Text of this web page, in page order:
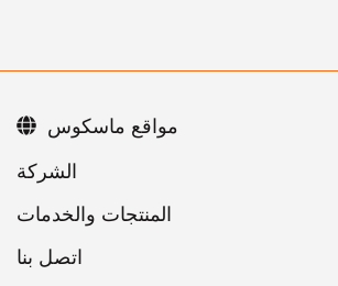
اتصل بنا
مواقع ماسكوس